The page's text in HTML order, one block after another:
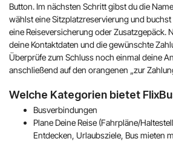
Button. Im nächsten Schritt gibst du die
wählst eine Sitzplatzreservierung und
eine Reiseversicherung oder Zusatzgepäck.
deine Kontaktdaten und die gewünschte
Überprüfe zum Schluss noch einmal deine
anschließend auf den orangenen „zur
Welche Kategorien bietet
Busverbindungen
Plane Deine Reise (Fahrpläne/
Entdecken, Urlaubsziele, Bus mieten